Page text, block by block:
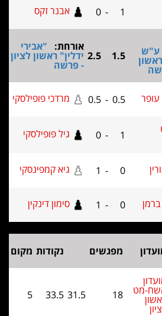
אבנר זקס
אורחת:
ידלין" ראשון לציון
- פרשה
מרדכי פופילסקי
גיל פופילסקי
גיא קמפינסקי
סימון דינקין
נקודות מקום
31.5
33.5